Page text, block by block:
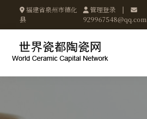
福建省泉州市德化
县
管理登录
|
929967548@qq.com